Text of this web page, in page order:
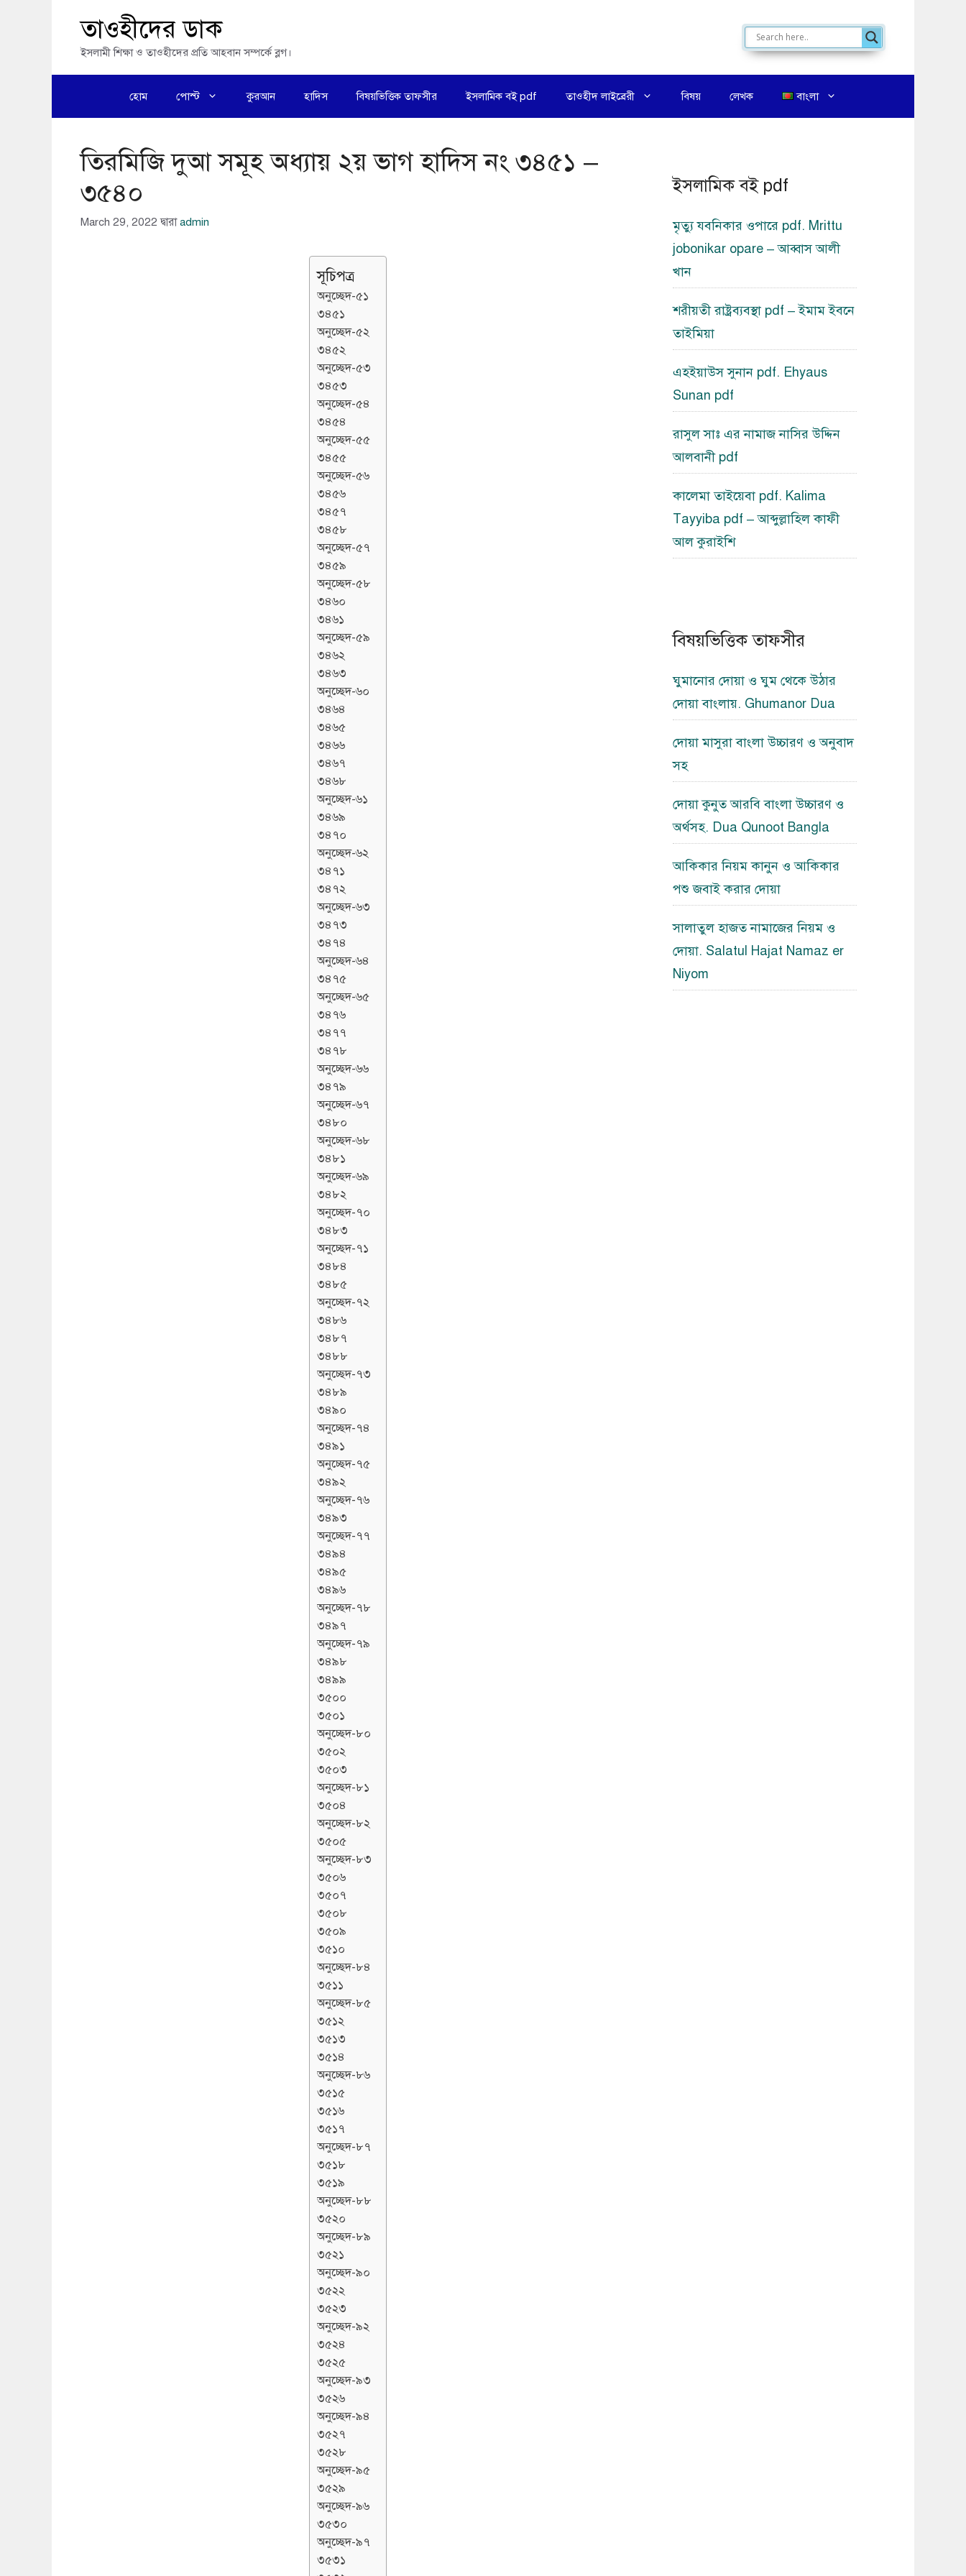
তাওহীদের ডাক
ইসলামী শিক্ষা ও তাওহীদের প্রতি আহবান সম্পর্কে ব্লগ।
হোম পোস্ট কুরআন হাদিস বিষয়ভিত্তিক তাফসীর ইসলামিক বই pdf তাওহীদ লাইব্রেরী বিষয় লেখক বাংলা
তিরমিজি দুআ সমূহ অধ্যায় ২য় ভাগ হাদিস নং ৩৪৫১ –
৩৫৪০
March 29, 2022 দ্বারাadmin
সূচিপত্র
অনুচ্ছেদ-৫১
৩৪৫১
অনুচ্ছেদ-৫২
৩৪৫২
অনুচ্ছেদ-৫৩
৩৪৫৩
অনুচ্ছেদ-৫৪
৩৪৫৪
অনুচ্ছেদ-৫৫
৩৪৫৫
অনুচ্ছেদ-৫৬
৩৪৫৬
৩৪৫৭
৩৪৫৮
অনুচ্ছেদ-৫৭
৩৪৫৯
অনুচ্ছেদ-৫৮
৩৪৬০
৩৪৬১
অনুচ্ছেদ-৫৯
৩৪৬২
৩৪৬৩
অনুচ্ছেদ-৬০
৩৪৬৪
৩৪৬৫
৩৪৬৬
৩৪৬৭
৩৪৬৮
অনুচ্ছেদ-৬১
৩৪৬৯
৩৪৭০
অনুচ্ছেদ-৬২
৩৪৭১
৩৪৭২
অনুচ্ছেদ-৬৩
৩৪৭৩
৩৪৭৪
অনুচ্ছেদ-৬৪
৩৪৭৫
অনুচ্ছেদ-৬৫
৩৪৭৬
৩৪৭৭
৩৪৭৮
অনুচ্ছেদ-৬৬
৩৪৭৯
অনুচ্ছেদ-৬৭
৩৪৮০
অনুচ্ছেদ-৬৮
৩৪৮১
অনুচ্ছেদ-৬৯
৩৪৮২
অনুচ্ছেদ-৭০
৩৪৮৩
অনুচ্ছেদ-৭১
৩৪৮৪
৩৪৮৫
অনুচ্ছেদ-৭২
৩৪৮৬
৩৪৮৭
৩৪৮৮
অনুচ্ছেদ-৭৩
৩৪৮৯
৩৪৯০
অনুচ্ছেদ-৭৪
৩৪৯১
অনুচ্ছেদ-৭৫
৩৪৯২
অনুচ্ছেদ-৭৬
৩৪৯৩
অনুচ্ছেদ-৭৭
৩৪৯৪
৩৪৯৫
৩৪৯৬
অনুচ্ছেদ-৭৮
৩৪৯৭
অনুচ্ছেদ-৭৯
৩৪৯৮
৩৪৯৯
৩৫০০
৩৫০১
অনুচ্ছেদ-৮০
৩৫০২
৩৫০৩
অনুচ্ছেদ-৮১
৩৫০৪
অনুচ্ছেদ-৮২
৩৫০৫
অনুচ্ছেদ-৮৩
৩৫০৬
৩৫০৭
৩৫০৮
৩৫০৯
৩৫১০
অনুচ্ছেদ-৮৪
৩৫১১
অনুচ্ছেদ-৮৫
৩৫১২
৩৫১৩
৩৫১৪
অনুচ্ছেদ-৮৬
৩৫১৫
৩৫১৬
৩৫১৭
অনুচ্ছেদ-৮৭
৩৫১৮
৩৫১৯
অনুচ্ছেদ-৮৮
৩৫২০
অনুচ্ছেদ-৮৯
৩৫২১
অনুচ্ছেদ-৯০
৩৫২২
৩৫২৩
অনুচ্ছেদ-৯২
৩৫২৪
৩৫২৫
অনুচ্ছেদ-৯৩
৩৫২৬
অনুচ্ছেদ-৯৪
৩৫২৭
৩৫২৮
অনুচ্ছেদ-৯৫
৩৫২৯
অনুচ্ছেদ-৯৬
৩৫৩০
অনুচ্ছেদ-৯৭
৩৫৩১
ইসলামিক বই pdf
মৃত্যু যবনিকার ওপারে pdf. Mrittu
jobonikar opare – আব্বাস আলী
খান
শরীয়তী রাষ্ট্রব্যবস্থা pdf – ইমাম ইবনে
তাইমিয়া
এহইয়াউস সুনান pdf. Ehyaus
Sunan pdf
রাসুল সাঃ এর নামাজ নাসির উদ্দিন
আলবানী pdf
কালেমা তাইয়েবা pdf. Kalima
Tayyiba pdf – আব্দুল্লাহিল কাফী
আল কুরাইশি
বিষয়ভিত্তিক তাফসীর
ঘুমানোর দোয়া ও ঘুম থেকে উঠার
দোয়া বাংলায়. Ghumanor Dua
দোয়া মাসুরা বাংলা উচ্চারণ ও অনুবাদ
সহ
দোয়া কুনুত আরবি বাংলা উচ্চারণ ও
অর্থসহ. Dua Qunoot Bangla
আকিকার নিয়ম কানুন ও আকিকার
পশু জবাই করার দোয়া
সালাতুল হাজত নামাজের নিয়ম ও
দোয়া. Salatul Hajat Namaz er
Niyom